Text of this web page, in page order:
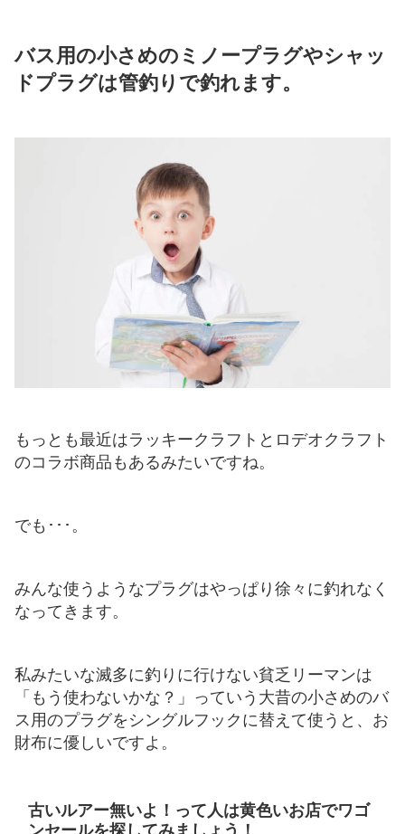
バス用の小さめのミノープラグやシャッ
ドプラグは管釣り で釣れます。
もっとも最近はラッキークラフトとロデオクラフト
のコラボ商品もあるみたいですね。
でも･･･。
みんな使うようなプラグはやっぱり徐々に釣れなく
なってきます。
私みたいな滅多に釣りに行けない貧乏リーマンは
「もう使わないかな？」っていう大昔の小さめのバ
ス用のプラグをシングルフックに替えて使うと、お
財布に優しいですよ。
古いルアー無いよ！って人は黄色いお店でワゴ